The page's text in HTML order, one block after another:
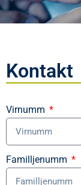
Kontakt
Virnumm
Familljenumm